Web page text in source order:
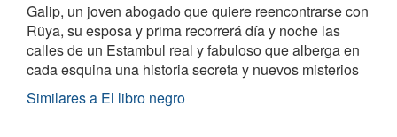
Galip, un joven abogado que quiere reencontrarse con
Rüya, su esposa y prima recorrerá día y noche las
calles de un Estambul real y fabuloso que alberga en
cada esquina una historia secreta y nuevos misterios
Similares a El libro negro